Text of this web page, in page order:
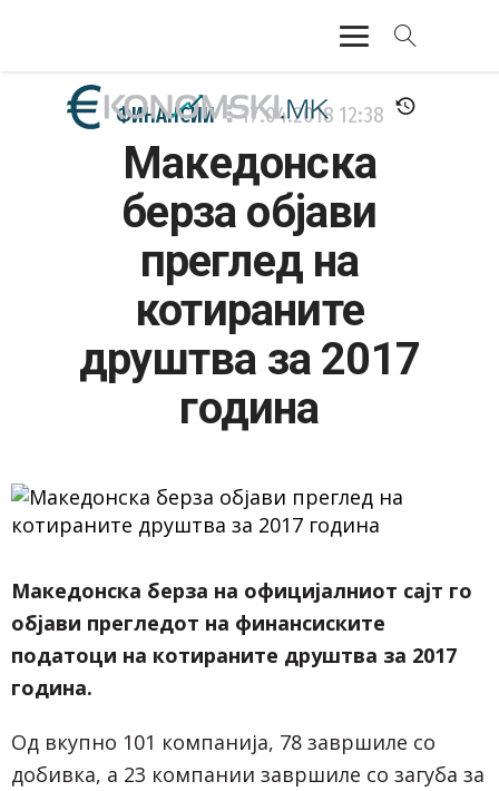
АКТУЕЛНО
ЕКОНОМИЈА
ФИНАНСИИ
БАНКАРСТВО
ЖИВОТ
МОЗАИК
ФИНАНСИИ 17.04.2018 12:38
Македонска
берза објави
преглед на
котираните
друштва за 2017
година
Македонска берза на официјалниот сајт го
објави прегледот на финансиските
податоци на котираните друштва за 2017
година.
Од вкупно 101 компанија, 78 завршиле со
добивка, а 23 компании завршиле со загуба за